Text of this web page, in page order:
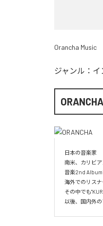
Orancha Music
ジャンル： イ
ORANCHA
日本の音楽家
南米、カリビ
音楽2nd
海外でのリス
その中でも
以後、国内外の